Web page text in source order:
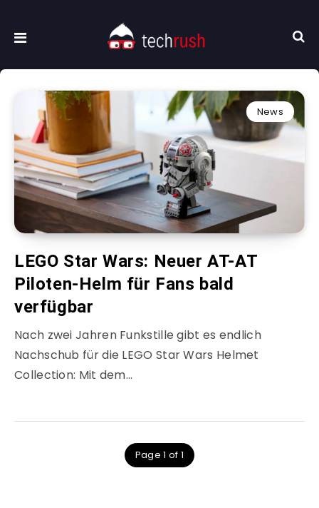
News
LEGO Star Wars: Neuer AT-AT
Piloten-Helm für Fans bald
verfügbar
Nach zwei Jahren Funkstille gibt es endlich
Nachschub für die LEGO Star Wars Helmet
Collection: Mit dem…
Page 1 of 1